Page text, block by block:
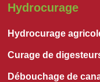
Hydrocurage
Hydrocurage
Curage de
Débouchage de